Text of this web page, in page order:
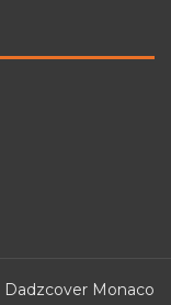
Dadzcover Monaco